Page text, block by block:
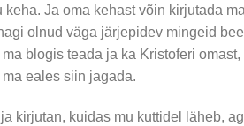
Ja oma kehast võin kirjutada
olnud väga järjepidev mingeid
blogis teada ja ka Kristoferi omast,
eales siin jagada.
kirjutan, kuidas mu kuttidel läheb,